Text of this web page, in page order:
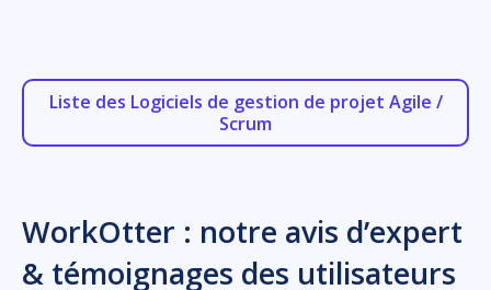
Liste des Logiciels de gestion de projet Agile /
Scrum
WorkOtter : notre avis d’expert
& témoignages des utilisateurs